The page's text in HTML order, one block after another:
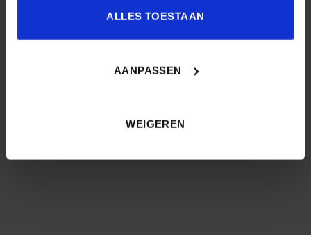
ALLES TOESTAAN
AANPASSEN
WEIGEREN
Wat vorig jaar een trend was, heeft soms dit jaar alweer minder